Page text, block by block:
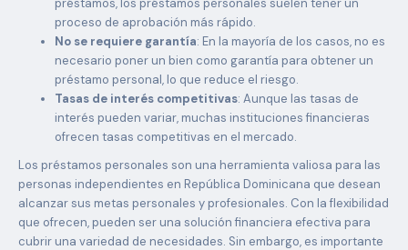
préstamos, los préstamos personales suelen tener un
proceso de aprobación más rápido.
No se requiere garantía: En la mayoría de los casos, no es
necesario poner un bien como garantía para obtener un
préstamo personal, lo que reduce el riesgo.
Tasas de interés competitivas: Aunque las tasas de
interés pueden variar, muchas instituciones financieras
ofrecen tasas competitivas en el mercado.
Los préstamos personales son una herramienta valiosa para las
personas independientes en República Dominicana que desean
alcanzar sus metas personales y profesionales. Con la flexibilidad
que ofrecen, pueden ser una solución financiera efectiva para
cubrir una variedad de necesidades. Sin embargo, es importante